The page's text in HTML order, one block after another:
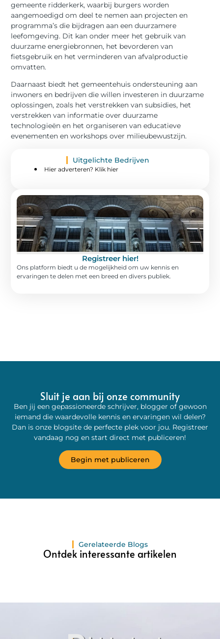
gemeente ridderkerk, waarbij burgers worden
aangemoedigd om deel te nemen aan projecten en
programma’s die bijdragen aan een duurzamere
leefomgeving. Dit kan onder meer het gebruik van
duurzame energiebronnen, het bevorderen van
fietsgebruik en het verminderen van afvalproductie
omvatten.
Daarnaast biedt het gemeentehuis ondersteuning aan
inwoners en bedrijven die willen investeren in duurzame
oplossingen, zoals het verstrekken van subsidies, het
verstrekken van informatie over duurzame
technologieën en het organiseren van educatieve
evenementen en workshops over milieubewustzijn.
Uitgelichte Bedrijven
Hier adverteren? Klik hier
Registreer hier!
Ons platform biedt u de mogelijkheid om uw kennis en
ervaringen te delen met een breed en divers publiek.
Sluit je aan bij onze community
Ben jij een gepassioneerde schrijver, blogger of gewoon
iemand die waardevolle kennis en ervaringen wil delen?
Dan is onze blogsite de perfecte plek voor jou. Registreer
vandaag nog en start direct met publiceren!
Begin met publiceren
Gerelateerde Blogs
Ontdek interessante artikelen